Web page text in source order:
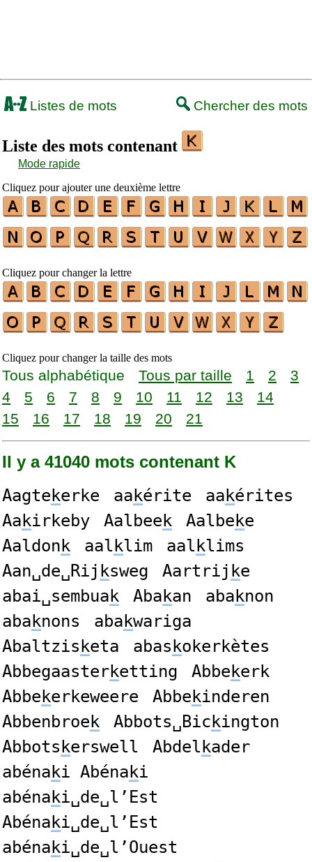
Listes de mots Chercher des mots
Liste des mots contenant
Mode rapide
Cliquez pour ajouter une deuxième lettre
Cliquez pour changer la lettre
Cliquez pour changer la taille des mots
Tous alphabétique Tous par taille 1 2
3
4
5 6 7 8 9 10 11 12 13
14
15
16 17 18 19 20 21
Il y a 41040 mots contenant K
Aagte kerke aa kérite aa kérites
Aa kirkeby Aalbee k Aalbe ke
Aaldon k aal klim aal klims
Aan␣de␣Rij ksweg Aartrij ke
abai␣sembua k Aba kan aba knon
aba knons aba kwariga
Abaltzis keta abas kokerkètes
Abbegaasterketting Abbe kerk
Abbe kerkeweere Abbe kinderen
Abbenbroe k Abbots␣Bic kington
Abbots kerswell Abdel kader
abéna ki Abéna ki
abéna ki␣de␣l’Est
Abéna ki␣de␣l’Est
abéna ki␣de␣l’Ouest